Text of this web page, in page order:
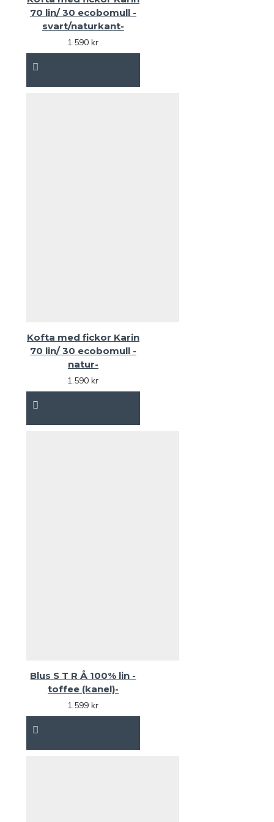
70 lin/ 30 ecobomull -
svart/naturkant-
1.590 kr
Kofta med fickor Karin
70 lin/ 30 ecobomull -
natur-
1.590 kr
Blus S T R Å 100% lin -
toffee (kanel)-
1.599 kr